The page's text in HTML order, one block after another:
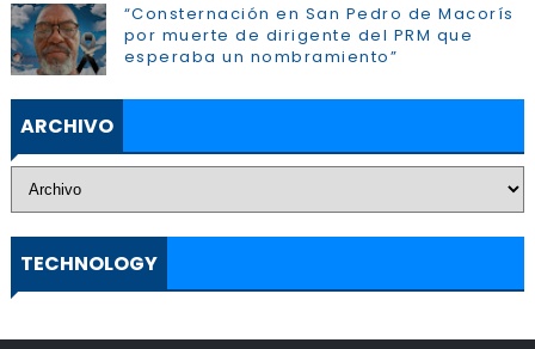
“Consternación en San Pedro de Macorís
por muerte de dirigente del PRM que
esperaba un nombramiento”
ARCHIVO
TECHNOLOGY